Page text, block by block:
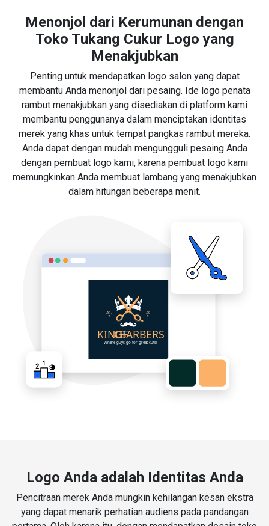
Menonjol dari Kerumunan dengan
Toko Tukang Cukur Logo yang
Menakjubkan
Penting untuk mendapatkan logo salon yang dapat
membantu Anda menonjol dari pesaing. Ide logo penata
rambut menakjubkan yang disediakan di platform kami
membantu penggunanya dalam menciptakan identitas
merek yang khas untuk tempat pangkas rambut mereka.
Anda dapat dengan mudah mengungguli pesaing Anda
dengan pembuat logo kami, karena pembuat logo kami
memungkinkan Anda membuat lambang yang menakjubkan
dalam hitungan beberapa menit.
Logo Anda adalah Identitas Anda
Pencitraan merek Anda mungkin kehilangan kesan ekstra
yang dapat menarik perhatian audiens pada pandangan